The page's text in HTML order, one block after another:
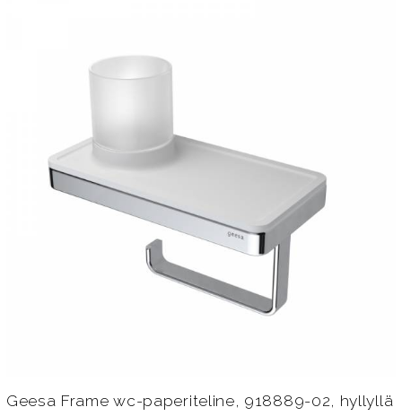
Geesa Frame wc-paperiteline, 918889-02, hyllyllä